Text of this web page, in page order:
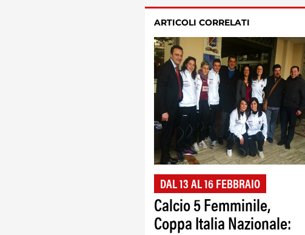
ARTICOLI CORRELATI
DAL 13 AL 16 FEBBRAIO
Calcio 5 Femminile,
Coppa Italia Nazionale: